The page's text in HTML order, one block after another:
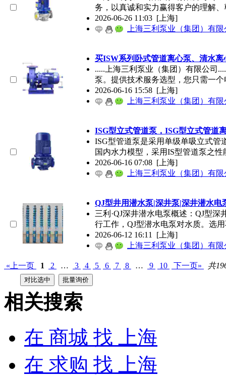
务，以真诚和实力赢得客户的理解、
2026-06-26 11:03 [上海]
上海三利泵业（集团）有
买ISW系列卧式管道离心泵、清水
..... 上海三利泵业（集团）有限公司
泵。提供技术服务选型，您只需一个
2026-06-16 15:58 [上海]
上海三利泵业（集团）有
ISG型立式管道泵，ISG型立式管道
ISG型管道泵是采用单级单吸立式管
国内水力模型，采用IS型管道泵之性
2026-06-16 07:08 [上海]
上海三利泵业（集团）有
QJ型井用潜水泵|深井泵|深井潜水电
三利·QJ深井潜水电泵概述：QJ型
行工作，QJ型潜水电泵对水质。选
2026-06-12 16:11 [上海]
上海三利泵业（集团）有
«上一页 1 2 … 3 4 5 6 7 8 … 9 10 下一页» 共
相关搜索
在 商城 找 上海
在 求购 找 上海